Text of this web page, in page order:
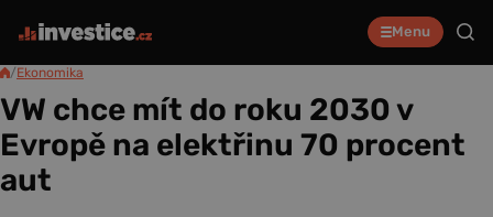
Menu
/Ekonomika
VW chce mít do roku 2030 v
Evropě na elektřinu 70 procent
aut